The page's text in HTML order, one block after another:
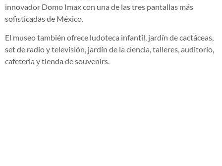
innovador Domo Imax con una de las tres pantallas más
sofisticadas de México.
El museo también ofrece ludoteca infantil, jardín de cactáceas,
set de radio y televisión, jardín de la ciencia, talleres, auditorio,
cafetería y tienda de souvenirs.